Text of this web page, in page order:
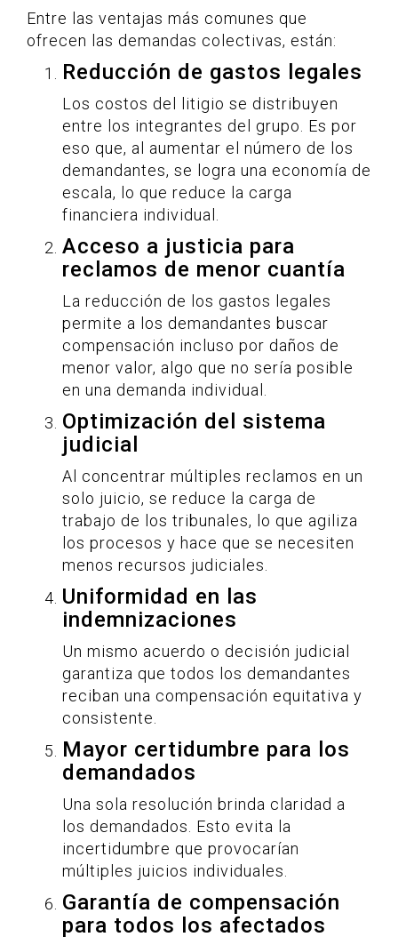
Entre las ventajas más comunes que
ofrecen las demandas colectivas, están:
Reducción de gastos legales
Los costos del litigio se distribuyen
entre los integrantes del grupo. Es por
eso que, al aumentar el número de los
demandantes, se logra una economía de
escala, lo que reduce la carga
financiera individual.
Acceso a justicia para
reclamos de menor cuantía
La reducción de los gastos legales
permite a los demandantes buscar
compensación incluso por daños de
menor valor, algo que no sería posible
en una demanda individual.
Optimización del sistema
judicial
Al concentrar múltiples reclamos en un
solo juicio, se reduce la carga de
trabajo de los tribunales, lo que agiliza
los procesos y hace que se necesiten
menos recursos judiciales.
Uniformidad en las
indemnizaciones
Un mismo acuerdo o decisión judicial
garantiza que todos los demandantes
reciban una compensación equitativa y
consistente.
Mayor certidumbre para los
demandados
Una sola resolución brinda claridad a
los demandados. Esto evita la
incertidumbre que provocarían
múltiples juicios individuales.
Garantía de compensación
para todos los afectados